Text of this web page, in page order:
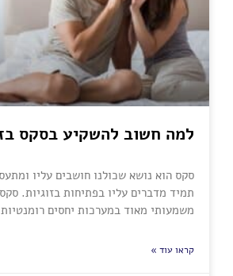
למה חשוב להשקיע בסקס
סקס הוא נושא שכולנו חושבים עליו
תמיד מדברים עליו בפתיחות בזוגיות.
משמעותי מאוד במערכות יחסים
קראו עוד »